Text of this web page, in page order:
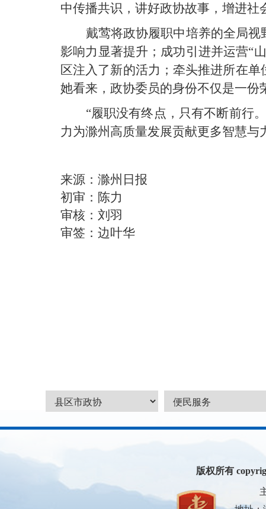
中传播共识，讲好政协故事，增进社
戴莺将政协履职中培养的全局
影响力显著提升；成功引进并运营“
区注入了新的活力；牵头推进所在
她看来，政协委员的身份不仅是一份
“履职没有终点，只有不断前行
力为滁州高质量发展贡献更多智慧与
来源：滁州日报
初审：陈力
审核：刘羽
审签：边叶华
版权所有